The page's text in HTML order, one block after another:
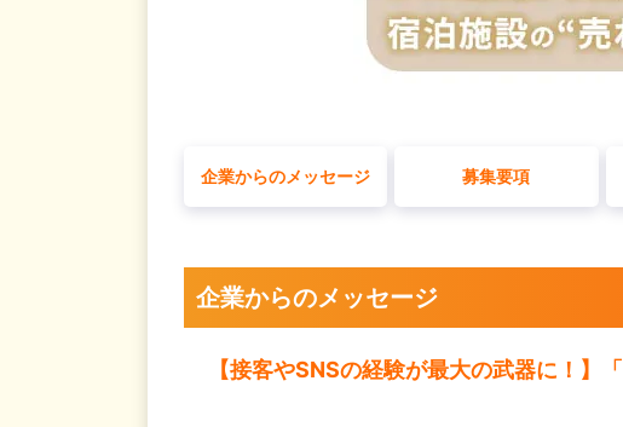
企業からのメッセージ 募集要項
企業からのメッセージ
【接客やSNSの経験が最大の武器に！】